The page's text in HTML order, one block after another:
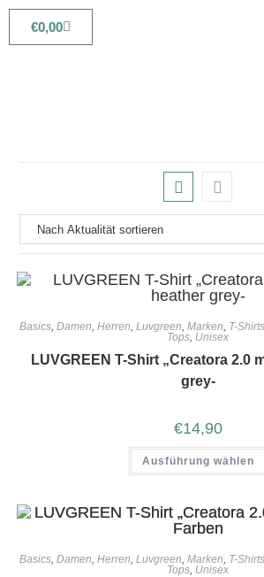
€0,00
Basics, Damen, Herren, Luvgreen, Marken, T-
Tops, Unisex
LUVGREEN T-Shirt „Creatora 2.0
grey-
€14,90
Ausführung wählen
Basics Damen Herren Luvgreen Marken T-
Tops Unisex